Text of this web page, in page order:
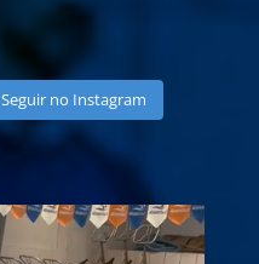
Seguir no Instagram